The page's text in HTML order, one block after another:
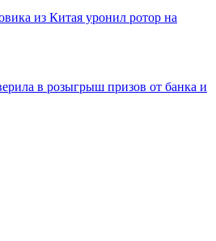
из Китая уронил ротор на
в розыгрыш призов от банка и